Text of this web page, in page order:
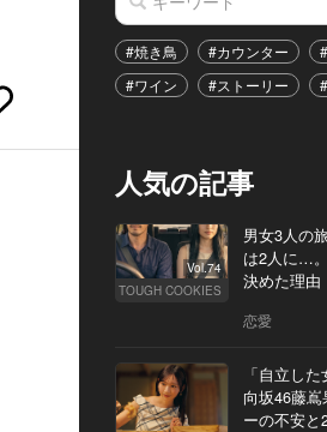
#焼き鳥 #カウンター
#ワイン
#ストーリー
人気の記事
Vol.74
TOUGH COOKIES
男女3人の
は2人に…
決めた理由
恋愛
「自立し
向坂46藤
ーの不安と